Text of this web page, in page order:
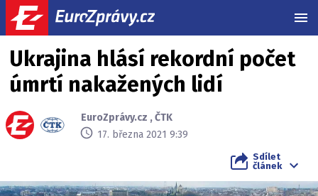
Ukrajina hlásí rekordní počet
úmrtí nakažených lidí
EuroZprávy.cz ,ČTK
17. března 2021 9:39
Sdílet
článek